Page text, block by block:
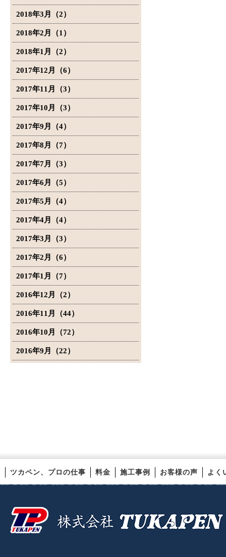
2018年3月（2）
2018年2月（1）
2018年1月（2）
2017年12月（6）
2017年11月（3）
2017年10月（3）
2017年9月（4）
2017年8月（7）
2017年7月（3）
2017年6月（5）
2017年5月（4）
2017年4月（4）
2017年3月（3）
2017年2月（6）
2017年1月（7）
2016年12月（2）
2016年11月（44）
2016年10月（72）
2016年9月（22）
ツカペン、プロの仕事 料金 施工事例 お客様の声 よく